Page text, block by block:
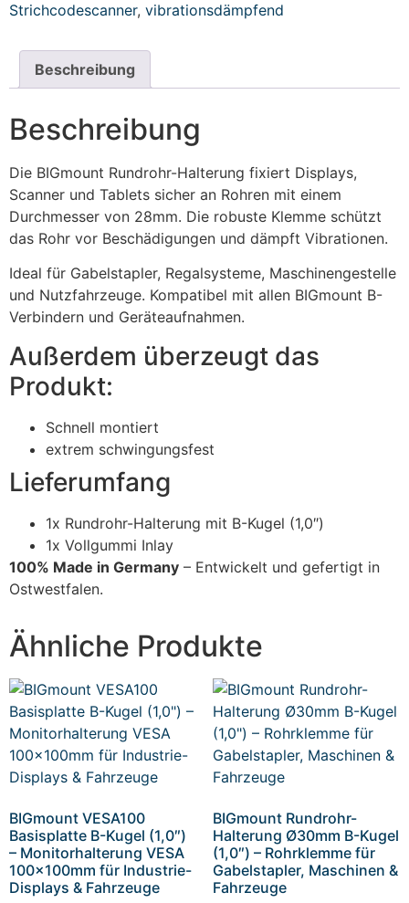
Strichcodescanner, vibrationsdämpfend
Beschreibung
Beschreibung
Die BIGmount Rundrohr-Halterung fixiert Displays,
Scanner und Tablets sicher an Rohren mit einem
Durchmesser von 28mm. Die robuste Klemme schützt
das Rohr vor Beschädigungen und dämpft Vibrationen.
Ideal für Gabelstapler, Regalsysteme, Maschinengestelle
und Nutzfahrzeuge. Kompatibel mit allen BIGmount B-
Verbindern und Geräteaufnahmen.
Außerdem überzeugt das
Produkt:
Schnell montiert
extrem schwingungsfest
Lieferumfang
1x Rundrohr-Halterung mit B-Kugel (1,0″)
1x Vollgummi Inlay
100% Made in Germany – Entwickelt und gefertigt in
Ostwestfalen.
Ähnliche Produkte
BIGmount VESA100
Basisplatte B-Kugel (1,0″)
– Monitorhalterung VESA
100x100mm für Industrie-
Displays & Fahrzeuge
BIGmount Rundrohr-
Halterung Ø30mm B-Kugel
(1,0″) – Rohrklemme für
Gabelstapler, Maschinen &
Fahrzeuge